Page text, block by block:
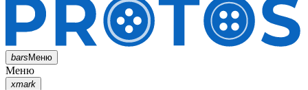
barsМеню
Меню
xmark